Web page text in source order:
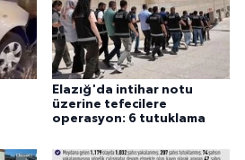
Elazığ'da intihar notu
üzerine tefecilere
operasyon: 6 tutuklama